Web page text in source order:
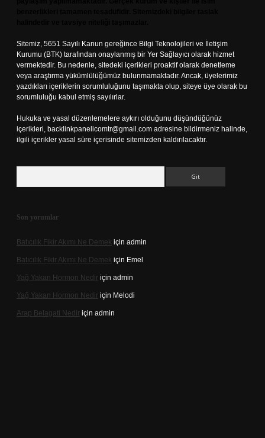
Sitemiz, 5651 Sayılı Kanun gereğince Bilgi Teknolojileri ve İletişim
Kurumu (BTK) tarafından onaylanmış bir Yer Sağlayıcı olarak hizmet
vermektedir. Bu nedenle, sitedeki içerikleri proaktif olarak denetleme
veya araştırma yükümlülüğümüz bulunmamaktadır. Ancak, üyelerimiz
yazdıkları içeriklerin sorumluluğunu taşımakta olup, siteye üye olarak bu
sorumluluğu kabul etmiş sayılırlar.
Hukuka ve yasal düzenlemelere aykırı olduğunu düşündüğünüz
içerikleri, backlinkpanelicomtr@gmail.com adresine bildirmeniz halinde,
ilgili içerikler yasal süre içerisinde sitemizden kaldırılacaktır.
Son yorumlar
Batıcılık Fikir Akımı Ne Demek için admin
Batıcılık Fikir Akımı Ne Demek için Emel
Yağ Yakan Hormon Nedir için admin
Yağ Yakan Hormon Nedir için Melodi
Arap Belagati Nedir için admin